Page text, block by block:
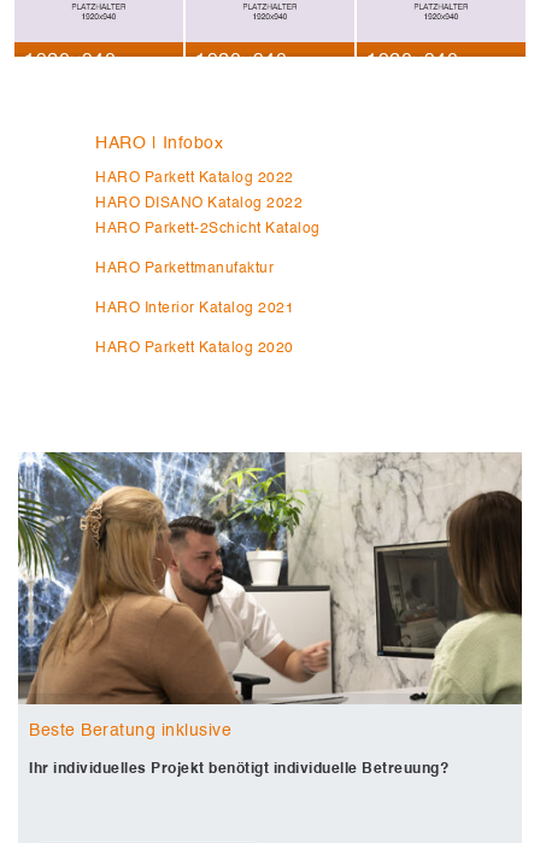
1920×940 1920×940 1920×940
HARO | Infobox
HARO Parkett Katalog 2022
HARO DISANO Katalog 2022
HARO Parkett-2Schicht Katalog
HARO Parkettmanufaktur
HARO Interior Katalog 2021
HARO Parkett Katalog 2020
Beste Beratung inklusive
Ihr individuelles Projekt benötigt individuelle Betreuung?